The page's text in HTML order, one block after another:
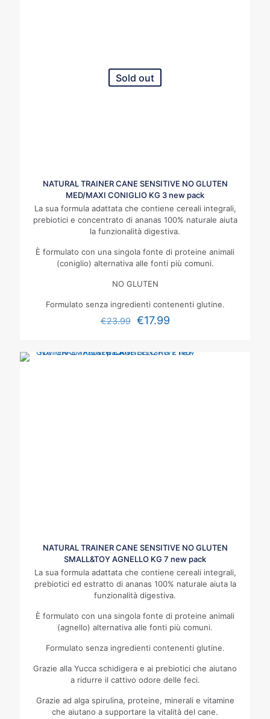
Sold out
NATURAL TRAINER CANE SENSITIVE NO GLUTEN
MED/MAXI CONIGLIO KG 3 new pack
La sua formula adattata che contiene cereali integrali,
prebiotici e concentrato di ananas 100% naturale aiuta
la funzionalità digestiva.
È formulato con una singola fonte di proteine animali
(coniglio) alternativa alle fonti più comuni.
NO GLUTEN
Formulato senza ingredienti contenenti glutine.
€23.99 €17.99
NATURAL TRAINER CANE SENSITIVE NO GLUTEN
SMALL&TOY AGNELLO KG 7 new pack
La sua formula adattata che contiene cereali integrali,
prebiotici ed estratto di ananas 100% naturale aiuta la
funzionalità digestiva.
È formulato con una singola fonte di proteine animali
(agnello) alternativa alle fonti più comuni.
Formulato senza ingredienti contenenti glutine.
Grazie alla Yucca schidigera e ai prebiotici che aiutano
a ridurre il cattivo odore delle feci.
Grazie ad alga spirulina, proteine, minerali e vitamine
che aiutano a supportare la vitalità del cane.